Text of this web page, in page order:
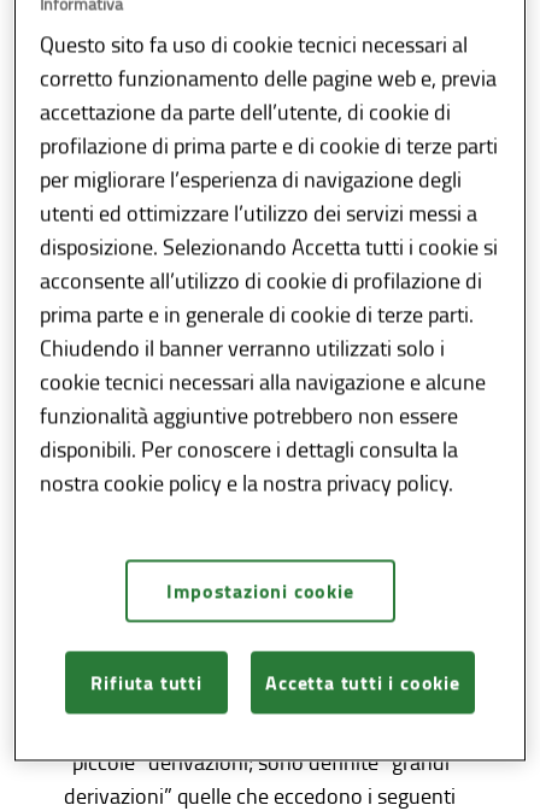
derivazione da corso d'acqua superficiale)
sono tenuti ad acquisire la necessaria
concessione amministrativa e a pagare
annualmente il canone demaniale
corrispondente all’utilizzo concesso.
Inquadramento normativo
Appartengono allo Stato e fanno parte del
demanio pubblico (cioè sono “acque
pubbliche”) tutte le acque sotterranee e le
acque superficiali, anche raccolte in invasi o
cisterne.
sono regolamentati da Leggi dello Stato (R.D.
n. 1775 del 11/12/1933 e s.m.i.) e della
24/03/2006).
“piccole” derivazioni; sono definite “grandi
derivazioni” quelle che eccedono i seguenti
Questo sito fa uso di cookie tecnici necessari al
corretto funzionamento delle pagine web e, previa
accettazione da parte dell’utente, di cookie di
profilazione di prima parte e di cookie di terze parti
per migliorare l’esperienza di navigazione degli
utenti ed ottimizzare l’utilizzo dei servizi messi a
disposizione. Selezionando Accetta tutti i cookie si
acconsente all’utilizzo di cookie di profilazione di
prima parte e in generale di cookie di terze parti.
Chiudendo il banner verranno utilizzati solo i
cookie tecnici necessari alla navigazione e alcune
funzionalità aggiuntive potrebbero non essere
disponibili. Per conoscere i dettagli consulta la
nostra cookie policy e la nostra privacy policy.
Impostazioni cookie
Rifiuta tutti Accetta tutti i cookie